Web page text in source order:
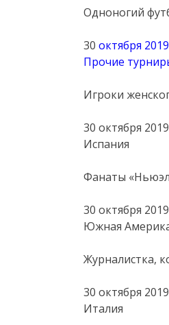
Одноногий
30 октября 2019
Прочие
Игроки
30 октября 2019
Испания
Фанаты
30 октября 2019
Южная
Журналистка,
30 октября 2019
Италия